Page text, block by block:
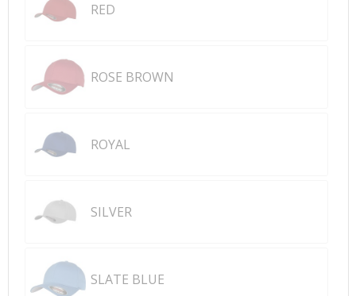
RED
ROSE BROWN
ROYAL
SILVER
SLATE BLUE